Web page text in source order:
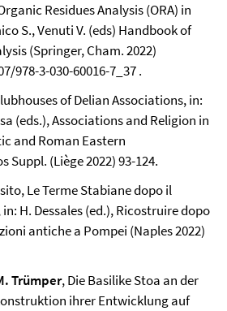
Residues Analysis (ORA) in
S., Venuti V. (eds) Handbook of
(Springer, Cham. 2022)
978-3-030-60016-7_37 .
of Delian Associations, in:
(eds.), Associations and Religion in
and Roman Eastern
Suppl. (Liège 2022) 93-124.
Le Terme Stabiane dopo il
H. Dessales (ed.), Ricostruire dopo
antiche a Pompei (Naples 2022)
Trümper, Die Basilike Stoa an der
ihrer Entwicklung auf